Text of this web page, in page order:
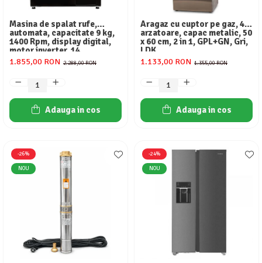
Masina de spalat rufe,
automata, capacitate 9 kg,
1400 Rpm, display digital,
motor inverter, 14
programe, Negru mat,
HEINNER
2.288,00 RON
1.855,00 RON
Adauga in cos
Aragaz cu cuptor pe gaz, 4
arzatoare, capac metalic, 50
x 60 cm, 2 in 1, GPL+GN, Gri,
LDK
1.355,00 RON
1.133,00 RON
Adauga in cos
-26%
NOU
-24%
NOU